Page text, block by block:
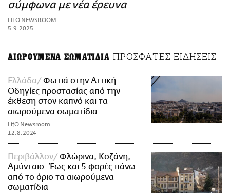
PRINT
σύμφωνα με νέα έρευνα
LIFO NEWSROOM
5.9.2025
ΑΙΩΡΟΥΜΕΝΑ ΣΩΜΑΤΙΔΙΑ ΠΡΟΣΦΑΤΕΣ ΕΙΔΗΣΕΙΣ
Ελλάδα
Φωτιά στην Αττική:
Οδηγίες προστασίας από την
έκθεση στον καπνό και τα
αιωρούμενα σωματίδια
LifO Newsroom
12.8.2024
Περιβάλλον
Φλώρινα, Κοζάνη,
Αμύνταιο: Έως και 5 φορές πάνω
από το όριο τα αιωρούμενα
σωματίδια